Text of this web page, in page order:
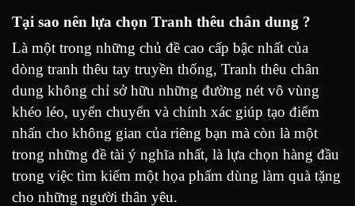
Tại sao nên lựa chọn Tranh thêu chân dung ?
Là một trong những chủ đề cao cấp bậc nhất của
dòng tranh thêu tay truyền thống, Tranh thêu chân
dung không chỉ sở hữu những đường nét vô vùng
khéo léo, uyển chuyển và chính xác giúp tạo điểm
nhấn cho không gian của riêng bạn mà còn là một
trong những đề tài ý nghĩa nhất, là lựa chọn hàng đầu
trong việc tìm kiếm một họa phẩm dùng làm quà tặng
cho những người thân yêu.